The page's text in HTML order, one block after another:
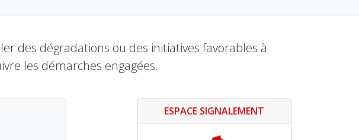
des dégradations ou des initiatives favorables à
les démarches engagées.
ESPACE SIGNALEMENT